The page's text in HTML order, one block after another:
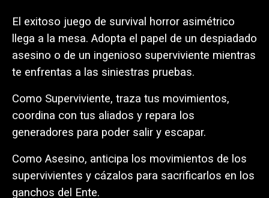
El exitoso juego de survival horror asimétrico
llega a la mesa. Adopta el papel de un despiadado
asesino o de un ingenioso superviviente mientras
te enfrentas a las siniestras pruebas.
Como Superviviente, traza tus movimientos,
coordina con tus aliados y repara los
generadores para poder salir y escapar.
Como Asesino, anticipa los movimientos de los
supervivientes y cázalos para sacrificarlos en los
ganchos del Ente.